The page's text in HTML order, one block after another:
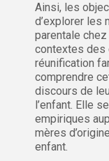
Ainsi, les
d’explorer les
parentale
contextes des
réunification
comprendre
discours de
l’enfant. Elle
empiriques
mères
enfant.